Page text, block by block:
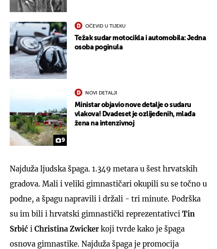
OČEVID U TIJEKU
Težak sudar motocikla i automobila: Jedna
osoba poginula
9
NOVI DETALJI
Ministar objavio nove detalje o sudaru
vlakova! Dvadeset je ozlijeđenih, mlađa
žena na intenzivnoj
Najduža ljudska špaga. 1.349 metara u šest hrvatskih
gradova. Mali i veliki gimnastičari okupili su se točno u
podne, a špagu napravili i držali - tri minute. Podrška
su im bili i hrvatski gimnastički reprezentativci Tin
Srbić i Christina Zwicker koji tvrde kako je špaga
osnova gimnastike. Najduža špaga je promocija